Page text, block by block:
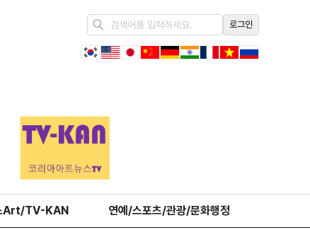
로그인
Art/TV-KAN 연예/스포츠/관광/문화행정